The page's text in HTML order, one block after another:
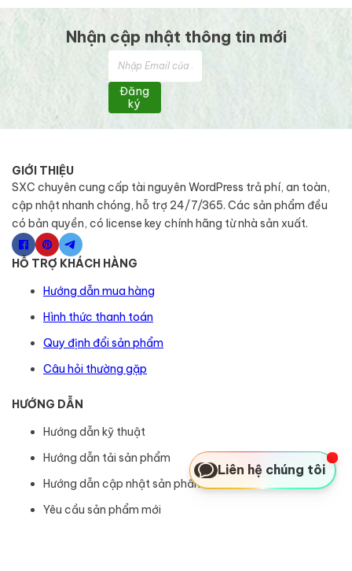
Nhận cập nhật thông tin mới
Đăng
ký
GIỚI THIỆU
SXC chuyên cung cấp tài nguyên WordPress trả phí, an toàn,
cập nhật nhanh chóng, hỗ trợ 24/7/365. Các sản phẩm đều
có bản quyền, có license key chính hãng từ nhà sản xuất.
HỖ TRỢ KHÁCH HÀNG
Hướng dẫn mua hàng
Hình thức thanh toán
Quy định đổi sản phẩm
Câu hỏi thường gặp
HƯỚNG DẪN
Hướng dẫn kỹ thuật
Hướng dẫn tải sản phẩm
Hướng dẫn cập nhật sản phẩm
Yêu cầu sản phẩm mới
Liên hệ chúng tôi